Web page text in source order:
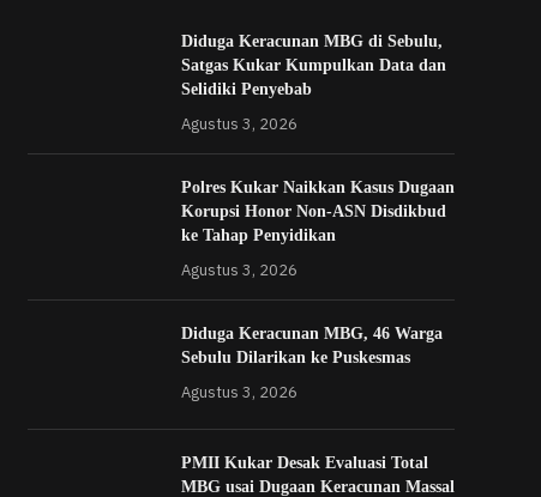
Diduga Keracunan MBG di Sebulu,
Satgas Kukar Kumpulkan Data dan
Selidiki Penyebab
Agustus 3, 2026
Polres Kukar Naikkan Kasus Dugaan
Korupsi Honor Non-ASN Disdikbud
ke Tahap Penyidikan
Agustus 3, 2026
Diduga Keracunan MBG, 46 Warga
Sebulu Dilarikan ke Puskesmas
Agustus 3, 2026
PMII Kukar Desak Evaluasi Total
MBG usai Dugaan Keracunan Massal